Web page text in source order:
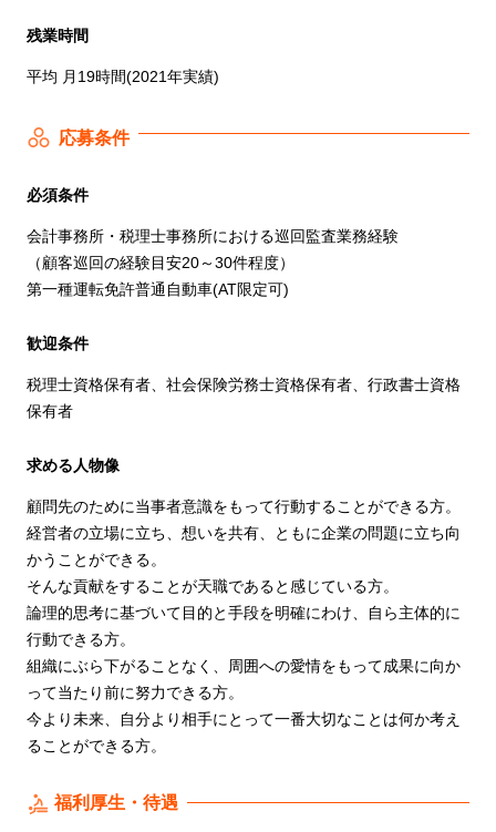
残業時間
平均 月19時間(2021年実績)
応募条件
必須条件
会計事務所・税理士事務所における巡回監査業務経験
（顧客巡回の経験目安20～30件程度）
第一種運転免許普通自動車(AT限定可)
歓迎条件
税理士資格保有者、社会保険労務士資格保有者、行政書士資格
保有者
求める人物像
顧問先のために当事者意識をもって行動することができる方。
経営者の立場に立ち、想いを共有、ともに企業の問題に立ち向
かうことができる。
そんな貢献をすることが天職であると感じている方。
論理的思考に基づいて目的と手段を明確にわけ、自ら主体的に
行動できる方。
組織にぶら下がることなく、周囲への愛情をもって成果に向か
って当たり前に努力できる方。
今より未来、自分より相手にとって一番大切なことは何か考え
ることができる方。
福利厚生・待遇